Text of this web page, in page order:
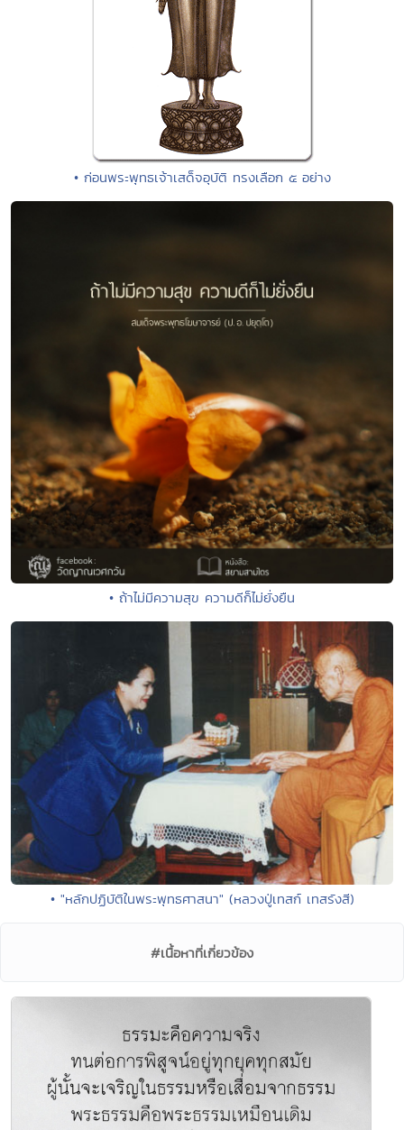
• ก่อนพระพุทธเจ้าเสด็จอุบัติ ทรงเลือก ๕ อย่าง
• ถ้าไม่มีความสุข ความดีก็ไม่ยั่งยืน
• "หลักปฏิบัติในพระพุทธศาสนา" (หลวงปู่เทสก์ เทสรังสี)
#เนื้อหาที่เกี่ยวข้อง